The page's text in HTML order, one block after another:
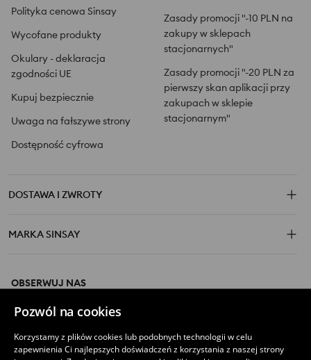
Pozwól na cookies
Korzystamy z plików cookies lub podobnych technologii w celu
zapewnienia Ci najlepszych doświadczeń z korzystania z naszej strony
Polityka cenowa Sinsay
Wycofane produkty
Okulary - deklaracja
zgodności UE
Kupuj bezpiecznie
Uwaga na fałszywe strony
Dostępność cyfrowa
Zasady promocji "-10 PLN na
zakupy w sklepach
stacjonarnych"
Zasady promocji "-20 PLN za
pierwszy skan aplikacji przy
zakupach w sklepie
stacjonarnym"
DOSTAWA I ZWROTY
MARKA SINSAY
OBSERWUJ NAS
POBIERZ APLIKACJĘ